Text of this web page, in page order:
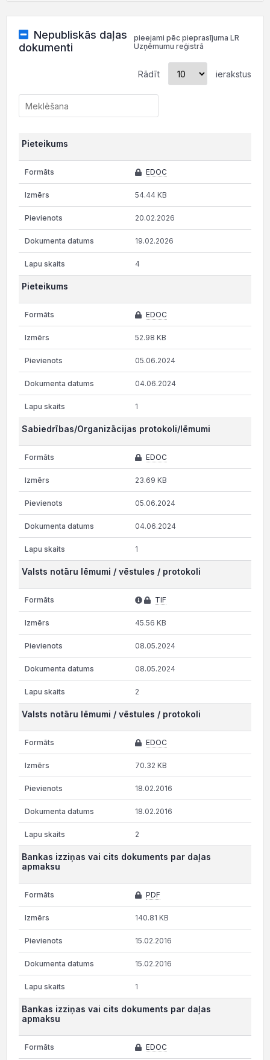
Nepubliskās daļas
dokumenti
pieejami pēc pieprasījuma LR
Uzņēmumu reģistrā
Rādīt ierakstus
Pieteikums
EDOC
54.44 KB
20.02.2026
19.02.2026
4
Pieteikums
EDOC
52.98 KB
05.06.2024
04.06.2024
1
Sabiedrības/Organizācijas protokoli/lēmumi
EDOC
23.69 KB
05.06.2024
04.06.2024
1
Valsts notāru lēmumi / vēstules / protokoli
TIF
45.56 KB
08.05.2024
08.05.2024
2
Valsts notāru lēmumi / vēstules / protokoli
EDOC
70.32 KB
18.02.2016
18.02.2016
2
Bankas izziņas vai cits dokuments par daļas
apmaksu
PDF
140.81 KB
15.02.2016
15.02.2016
1
Bankas izziņas vai cits dokuments par daļas
apmaksu
EDOC